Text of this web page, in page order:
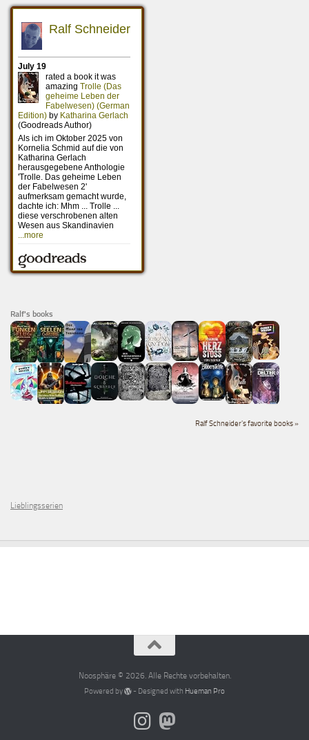
Ralf's books
Ralf Schneider's favorite books »
Lieblingsserien
Noosphäre © 2026. Alle Rechte vorbehalten.
Powered by - Designed with Hueman Pro